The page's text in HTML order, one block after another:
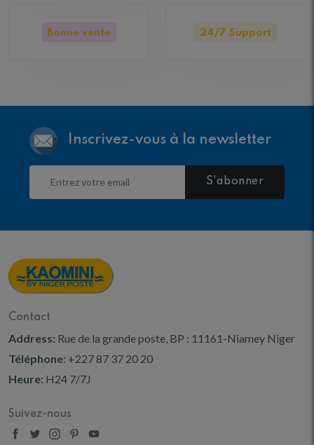
Bonne vente 24/7 Support
Inscrivez-vous à la newsletter
S'abonner
Contact
Address: Rue de la grande poste, BP : 11161-Niamey Niger
Téléphone: +227 87 37 20 20
Heure: H24 7/7J
Suivez-nous